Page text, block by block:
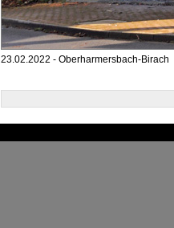
23.02.2022 - Oberharmersbach-Birach